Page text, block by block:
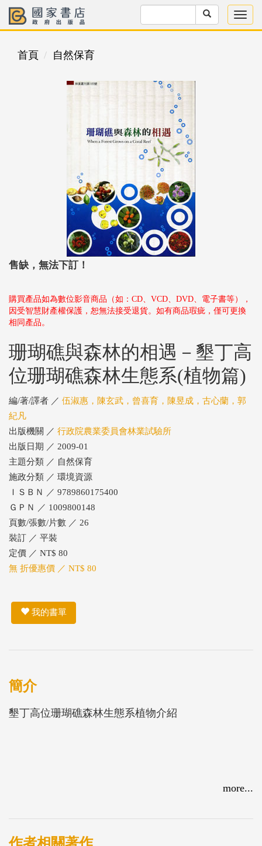
首頁 自然保育
售缺，無法下訂！
購買產品如為數位影音商品（如：CD、VCD、DVD、電子書等），
因受智慧財產權保護，恕無法接受退貨。如有商品瑕疵，僅可更換
相同產品。
珊瑚礁與森林的相遇－墾丁高
位珊瑚礁森林生態系(植物篇)
編/著/譯者 ／ 伍淑惠，陳玄武，曾喜育，陳昱成，古心蘭，郭
紀凡
出版機關 ／ 行政院農業委員會林業試驗所
出版日期 ／ 2009-01
主題分類 ／ 自然保育
施政分類 ／ 環境資源
ＩＳＢＮ ／ 9789860175400
ＧＰＮ ／ 1009800148
頁數/張數/片數 ／ 26
裝訂 ／ 平裝
定價 ／ NT$ 80
無 折優惠價 ／ NT$ 80
我的書單
簡介
墾丁高位珊瑚礁森林生態系植物介紹
more...
作者相關著作